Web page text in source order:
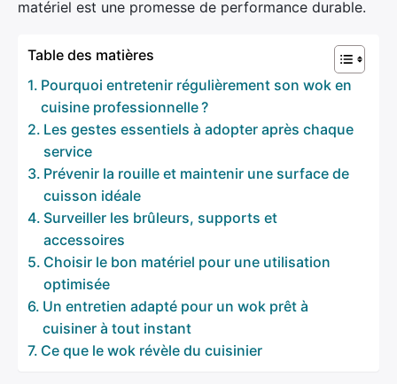
matériel est une promesse de performance durable.
Table des matières
Pourquoi entretenir régulièrement son wok en
cuisine professionnelle ?
Les gestes essentiels à adopter après chaque
service
Prévenir la rouille et maintenir une surface de
cuisson idéale
Surveiller les brûleurs, supports et
accessoires
Choisir le bon matériel pour une utilisation
optimisée
Un entretien adapté pour un wok prêt à
cuisiner à tout instant
Ce que le wok révèle du cuisinier